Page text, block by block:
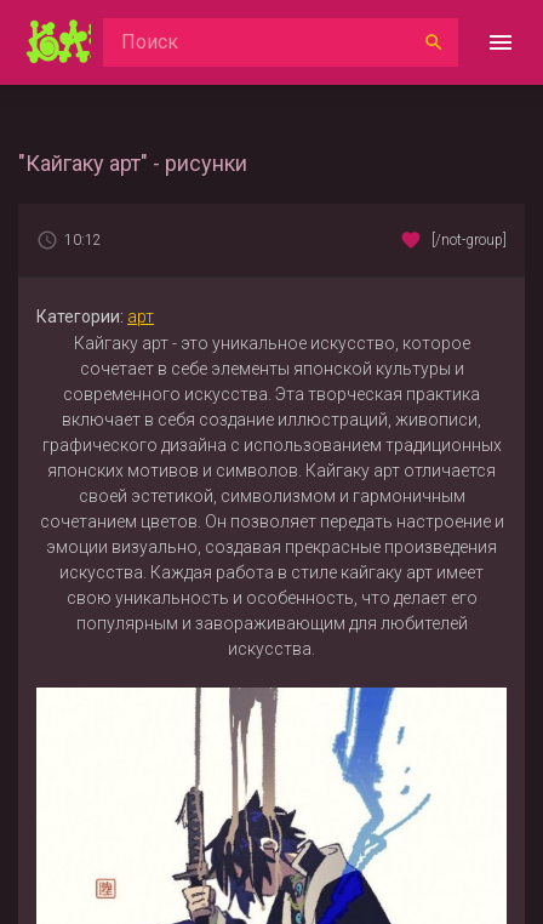
"Кайгаку арт" - рисунки
10:12 [/not-group]
Категории: арт
Кайгаку арт - это уникальное искусство, которое
сочетает в себе элементы японской культуры и
современного искусства. Эта творческая практика
включает в себя создание иллюстраций, живописи,
графического дизайна с использованием традиционных
японских мотивов и символов. Кайгаку арт отличается
своей эстетикой, символизмом и гармоничным
сочетанием цветов. Он позволяет передать настроение и
эмоции визуально, создавая прекрасные произведения
искусства. Каждая работа в стиле кайгаку арт имеет
свою уникальность и особенность, что делает его
популярным и завораживающим для любителей
искусства.